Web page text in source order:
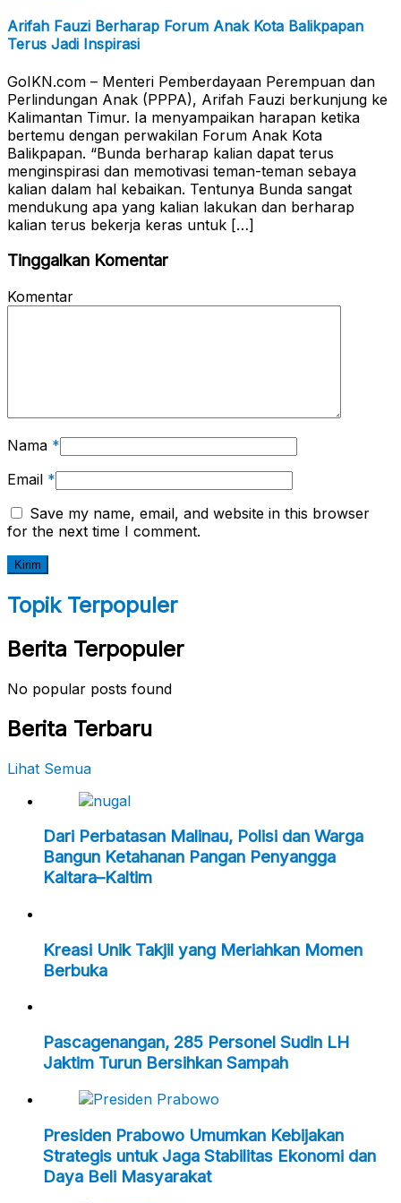
Arifah Fauzi Berharap Forum Anak Kota Balikpapan
Terus Jadi Inspirasi
GoIKN.com – Menteri Pemberdayaan Perempuan dan
Perlindungan Anak (PPPA), Arifah Fauzi berkunjung ke
Kalimantan Timur. Ia menyampaikan harapan ketika
bertemu dengan perwakilan Forum Anak Kota
Balikpapan. “Bunda berharap kalian dapat terus
menginspirasi dan memotivasi teman-teman sebaya
kalian dalam hal kebaikan. Tentunya Bunda sangat
mendukung apa yang kalian lakukan dan berharap
kalian terus bekerja keras untuk […]
Tinggalkan Komentar
Komentar
Nama *
Email *
Save my name, email, and website in this browser
for the next time I comment.
Topik Terpopuler
Berita Terpopuler
No popular posts found
Berita Terbaru
Lihat Semua
Dari Perbatasan Malinau, Polisi dan Warga
Bangun Ketahanan Pangan Penyangga
Kaltara–Kaltim
Kreasi Unik Takjil yang Meriahkan Momen
Berbuka
Pascagenangan, 285 Personel Sudin LH
Jaktim Turun Bersihkan Sampah
Presiden Prabowo Umumkan Kebijakan
Strategis untuk Jaga Stabilitas Ekonomi dan
Daya Beli Masyarakat